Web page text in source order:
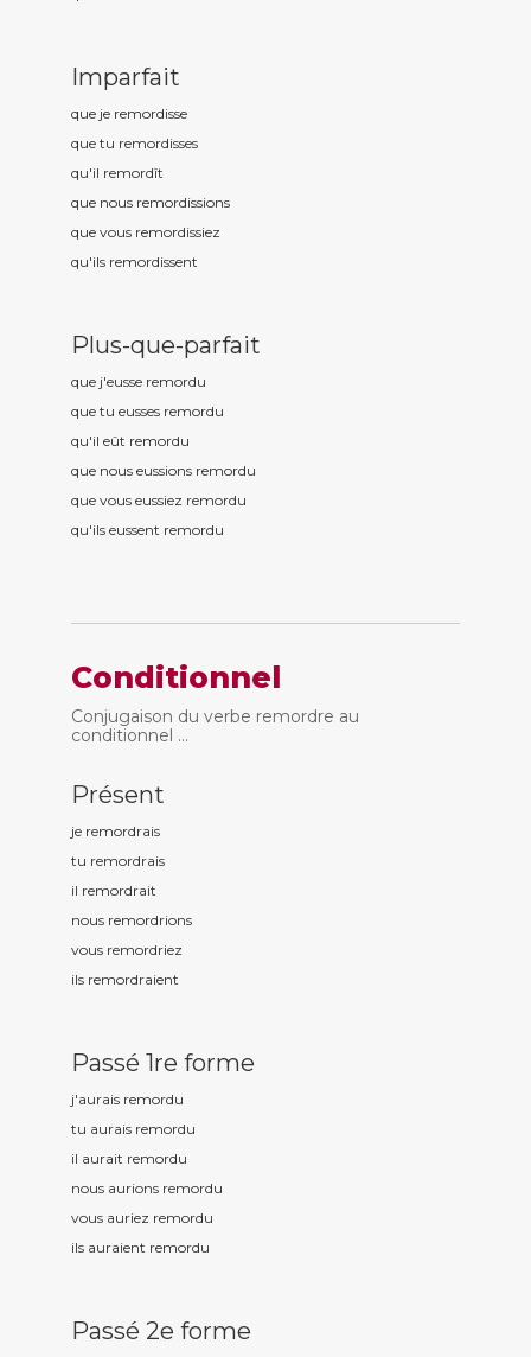
Imparfait
que je remordisse
que tu remordisses
qu'il remordît
que nous remordissions
que vous remordissiez
qu'ils remordissent
Plus-que-parfait
que j'eusse remordu
que tu eusses remordu
qu'il eût remordu
que nous eussions remordu
que vous eussiez remordu
qu'ils eussent remordu
Conditionnel
Conjugaison du verbe remordre au
conditionnel ...
Présent
je remordrais
tu remordrais
il remordrait
nous remordrions
vous remordriez
ils remordraient
Passé 1re forme
j'aurais remordu
tu aurais remordu
il aurait remordu
nous aurions remordu
vous auriez remordu
ils auraient remordu
Passé 2e forme